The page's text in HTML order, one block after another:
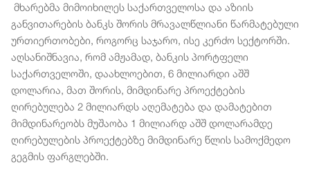
მხარებმა მიმოიხილეს საქართველოსა და აზიის
განვითარების ბანკს შორის მრავალწლიანი წარმატებული
ურთიერთობები, როგორც საჯარო, ისე კერძო სექტორში.
აღსანიშნავია, რომ ამჟამად, ბანკის პორტფელი
საქართველოში, დაახლოებით, 6 მილიარდი აშშ
დოლარია, მათ შორის, მიმდინარე პროექტების
ღირებულება 2 მილიარდს აღემატება და დამატებით
მიმდინარეობს მუშაობა 1 მილიარდ აშშ დოლარამდე
ღირებულების პროექტებზე მიმდინარე წლის სამოქმედო
გეგმის ფარგლებში.